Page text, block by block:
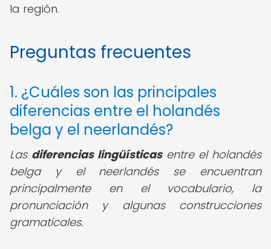
la región.
Preguntas frecuentes
1. ¿Cuáles son las principales
diferencias entre el holandés
belga y el neerlandés?
Las diferencias lingüísticasentre el holandés
belga y el neerlandés se encuentran
principalmente en el vocabulario, la
pronunciación y algunas construcciones
gramaticales.